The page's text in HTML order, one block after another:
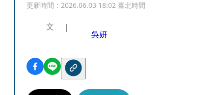
更新時間： 2026.06.03 18:02 臺北時間
文
吳妍